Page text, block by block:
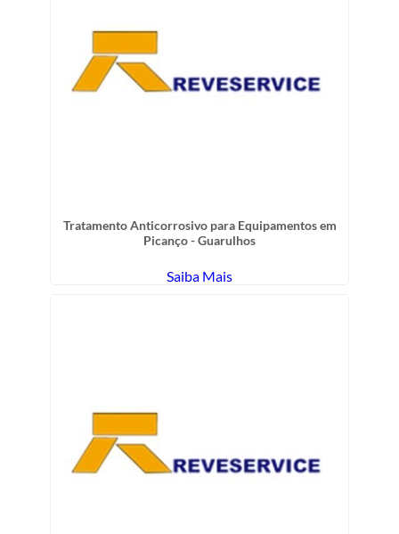
Tratamento Anticorrosivo para Equipamentos em
Picanço - Guarulhos
Saiba Mais